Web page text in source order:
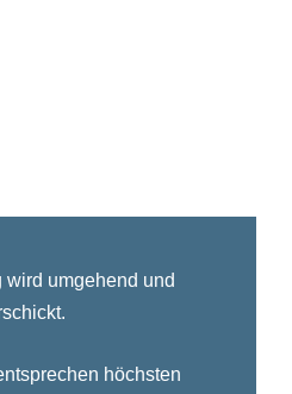
wird umgehend und
höchsten